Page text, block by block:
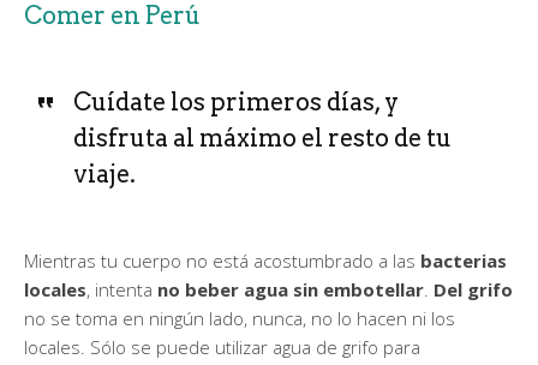
Comer en Perú
Cuídate los primeros días, y
disfruta al máximo el resto de tu
viaje.
Mientras tu cuerpo no está acostumbrado a las bacterias
locales, intenta no beber agua sin embotellar. Del grifo
no se toma en ningún lado, nunca, no lo hacen ni los
locales. Sólo se puede utilizar agua de grifo para